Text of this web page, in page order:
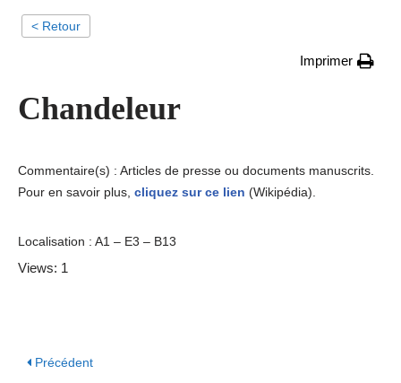
< Retour
Imprimer
Chandeleur
Commentaire(s) : Articles de presse ou documents manuscrits.
Pour en savoir plus, cliquez sur ce lien (Wikipédia).
Localisation : A1 – E3 – B13
Views: 1
Précédent